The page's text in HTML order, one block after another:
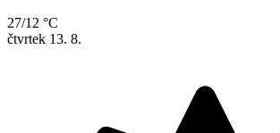
27/12 °C
čtvrtek 13. 8.